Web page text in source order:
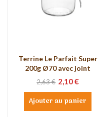
Terrine Le Parfait Super
200g Ø70 avec joint
2,63 € 2,10 €
Ajouter au panier